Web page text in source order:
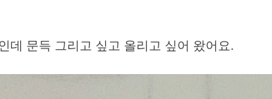
데 문득 그리고 싶고 올리고 싶어 왔어요.